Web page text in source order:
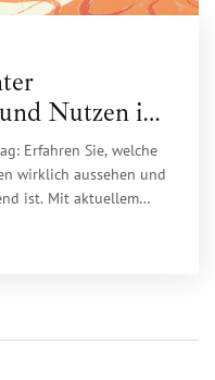
Nutzen im
Erfahren Sie, welche
wirklich aussehen und
ist. Mit aktuellem